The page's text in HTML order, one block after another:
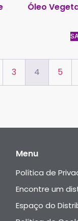
Óleo
3 4 5
Menu
Política de
Encontre um
Espaço do